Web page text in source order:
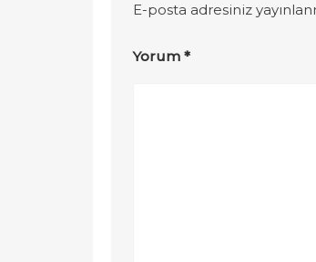
E-posta adresiniz
Yorum*